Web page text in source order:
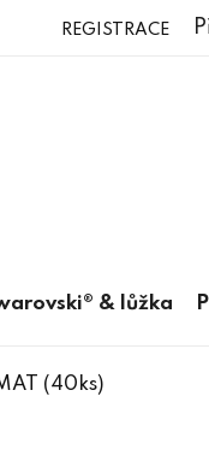
REGISTRACE
& lůžka
(40ks)